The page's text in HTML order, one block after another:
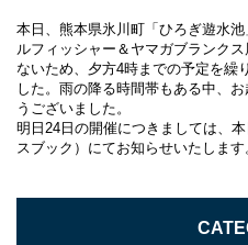
本日、熊本県氷川町「ひろぎ遊水
ルフィッシャー＆ヤマガブランク
ないため、夕方4時までの予定を繰
した。雨の降る時間帯もある中、
うございました。
明日24日の開催につきましては、
スブック）にてお知らせいたします